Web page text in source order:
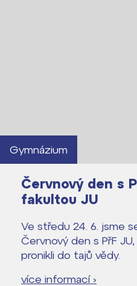
Gymnázium
Červnový den s
fakultou JU
Ve středu 24. 6. jsme
Červnový den s PřF
pronikli do tajů vědy.
více informací ›